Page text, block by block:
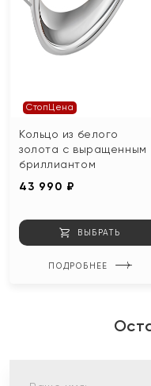
СтопЦена
Кольцо из белого
золота с выращенным
бриллиантом
43 990 ₽
ВЫБРАТЬ
ПОДРОБНЕЕ